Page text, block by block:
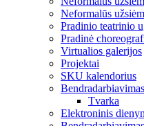
Neformalūs
Pradinio teatrinio
Pradinė
Virtualios galerijos
Projektai
SKU kalendorius
Tvarka
Elektroninis